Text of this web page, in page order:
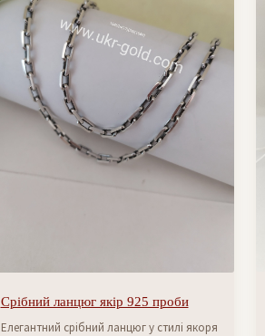
Срібний ланцюг якір 925 проби
Елегантний срібний ланцюг у стилі якоря